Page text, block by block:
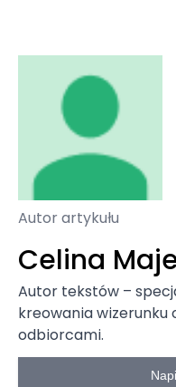
Autor artykułu
Celina
Autor tekstów –
kreowania wizerunku
odbiorcami.